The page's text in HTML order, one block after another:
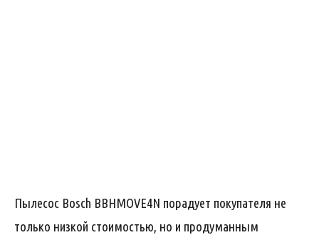
Пылесос Bosch BBHMOVE4N порадует покупателя не
только низкой стоимостью, но и продуманным